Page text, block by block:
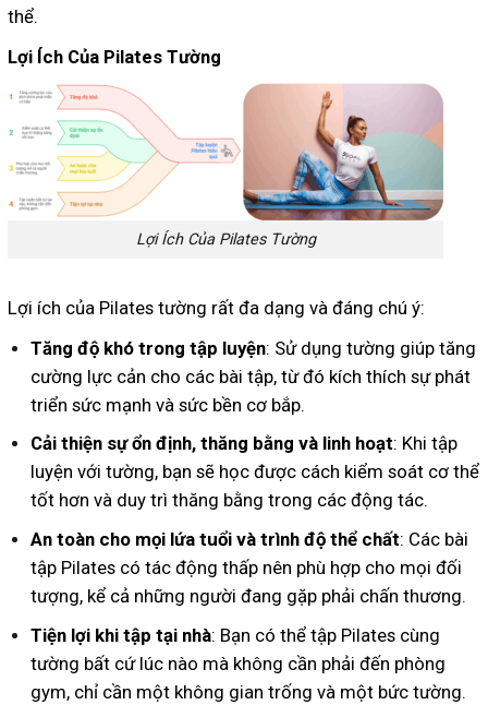
thể.
Lợi Ích Của Pilates Tường
Lợi Ích Của Pilates Tường
Lợi ích của Pilates tường rất đa dạng và đáng chú ý:
Tăng độ khó trong tập luyện: Sử dụng tường giúp tăng
cường lực cản cho các bài tập, từ đó kích thích sự phát
triển sức mạnh và sức bền cơ bắp.
Cải thiện sự ổn định, thăng bằng và linh hoạt: Khi tập
luyện với tường, bạn sẽ học được cách kiểm soát cơ thể
tốt hơn và duy trì thăng bằng trong các động tác.
An toàn cho mọi lứa tuổi và trình độ thể chất: Các bài
tập Pilates có tác động thấp nên phù hợp cho mọi đối
tượng, kể cả những người đang gặp phải chấn thương.
Tiện lợi khi tập tại nhà: Bạn có thể tập Pilates cùng
tường bất cứ lúc nào mà không cần phải đến phòng
gym, chỉ cần một không gian trống và một bức tường.